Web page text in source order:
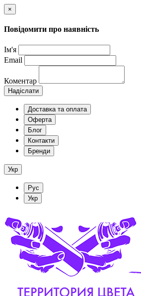
×
Повідомити про наявність
Ім'я
Email
Коментар
Надіслати
Доставка та оплата
Оферта
Блог
Контакти
Бренди
Укр
Рус
Укр